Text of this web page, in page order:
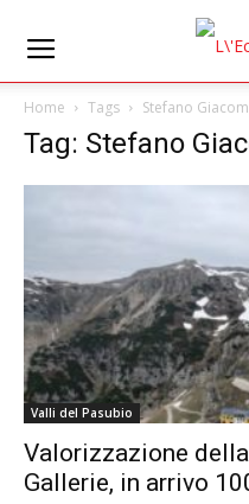
Home Tags Stefano
Tag: Stefano
Valli del Pasubio
Valorizzazione
Gallerie, in arrivo